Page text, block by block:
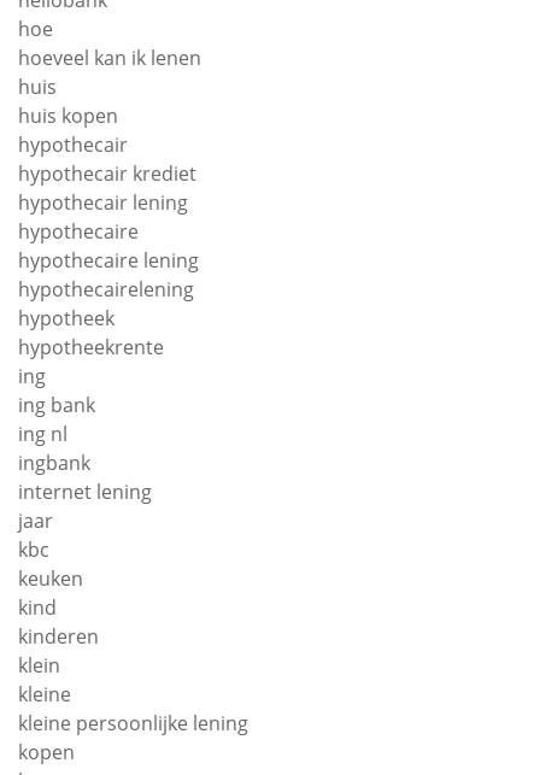
hoe
hoeveel kan ik lenen
huis
huis kopen
hypothecair
hypothecair krediet
hypothecair lening
hypothecaire
hypothecaire lening
hypothecairelening
hypotheek
hypotheekrente
ing
ing bank
ing nl
ingbank
internet lening
jaar
kbc
keuken
kind
kinderen
klein
kleine
kleine persoonlijke lening
kopen